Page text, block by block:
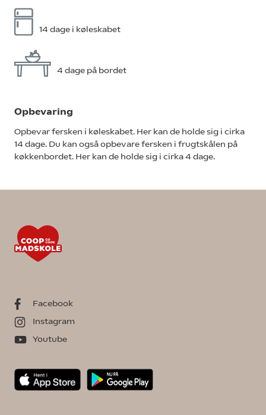
14 dage i køleskabet
4 dage på bordet
Opbevaring
Opbevar fersken i køleskabet. Her kan de holde sig i cirka
14 dage. Du kan også opbevare fersken i frugtskålen på
køkkenbordet. Her kan de holde sig i cirka 4 dage.
Facebook
Instagram
Youtube